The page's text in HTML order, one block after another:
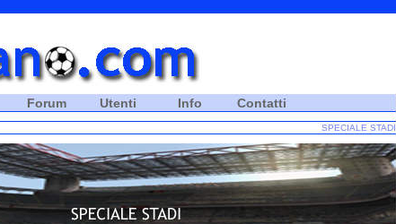
Forum Utenti Info Contatti
SPECIALE STADI